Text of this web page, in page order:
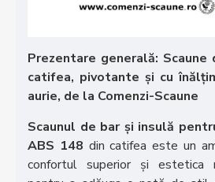
Prezentare generală:
catifea, pivotante și cu
aurie, de la Comenzi-Scaune
Scaunul de bar și insulă
ABS 148 din catifea este un
confortul superior și estetica